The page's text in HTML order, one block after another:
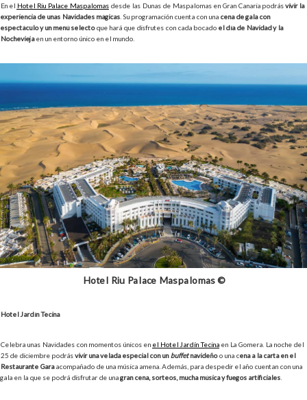
En el Hotel Riu Palace Maspalomas desde las Dunas de Maspalomas en Gran Canaria podrásvivir la
experiencia de unas Navidades mágicas . Su programación cuenta con una cena de gala con
espectáculo y un menú selectoque hará que disfrutes con cada bocado el día de Navidad y la
Nocheviejaen un entorno único en el mundo.
Hotel Riu Palace Maspalomas ©
Hotel Jardín Tecina
Celebra unas Navidades con momentos únicos en el Hotel Jardín Tecina en La Gomera. La noche del
25 de diciembre podrásvivir una velada especial con unbuffetnavideñoo una cena a la carta en el
Restaurante Garaacompañado de una música amena. Además, para despedir el año cuentan con una
gala en la que se podrá disfrutar de unagran cena, sorteos, mucha música y fuegos artificiales